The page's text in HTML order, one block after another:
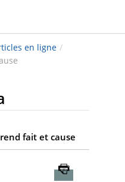
en ligne /
fait et cause